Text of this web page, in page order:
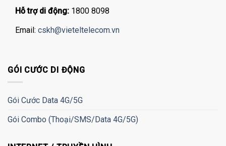
Hỗ trợ di động: 1800 8098
Email: cskh@vieteltelecom.vn
GÓI CƯỚC DI ĐỘNG
Gói Cước Data 4G/5G
Gói Combo (Thoại/SMS/Data 4G/5G)